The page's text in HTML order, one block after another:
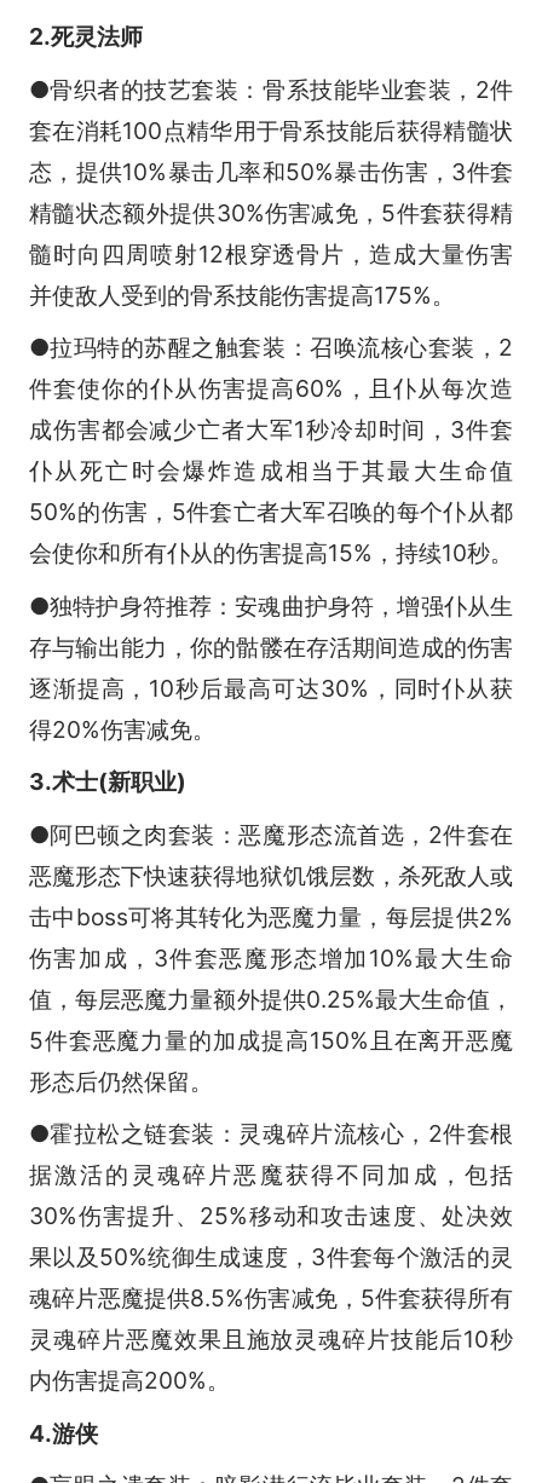
2.死灵法师
●骨织者的技艺套装：骨系技能毕业套装，2件
套在消耗100点精华用于骨系技能后获得精髓状
态，提供10%暴击几率和50%暴击伤害，3件套
精髓状态额外提供30%伤害减免，5件套获得精
髓时向四周喷射12根穿透骨片，造成大量伤害
并使敌人受到的骨系技能伤害提高175%。
●拉玛特的苏醒之触套装：召唤流核心套装，2
件套使你的仆从伤害提高60%，且仆从每次造
成伤害都会减少亡者大军1秒冷却时间，3件套
仆从死亡时会爆炸造成相当于其最大生命值
50%的伤害，5件套亡者大军召唤的每个仆从都
会使你和所有仆从的伤害提高15%，持续10秒。
●独特护身符推荐：安魂曲护身符，增强仆从生
存与输出能力，你的骷髅在存活期间造成的伤害
逐渐提高，10秒后最高可达30%，同时仆从获
得20%伤害减免。
3.术士(新职业)
●阿巴顿之肉套装：恶魔形态流首选，2件套在
恶魔形态下快速获得地狱饥饿层数，杀死敌人或
击中boss可将其转化为恶魔力量，每层提供2%
伤害加成，3件套恶魔形态增加10%最大生命
值，每层恶魔力量额外提供0.25%最大生命值，
5件套恶魔力量的加成提高150%且在离开恶魔
形态后仍然保留。
●霍拉松之链套装：灵魂碎片流核心，2件套根
据激活的灵魂碎片恶魔获得不同加成，包括
30%伤害提升、25%移动和攻击速度、处决效
果以及50%统御生成速度，3件套每个激活的灵
魂碎片恶魔提供8.5%伤害减免，5件套获得所有
灵魂碎片恶魔效果且施放灵魂碎片技能后10秒
内伤害提高200%。
4.游侠